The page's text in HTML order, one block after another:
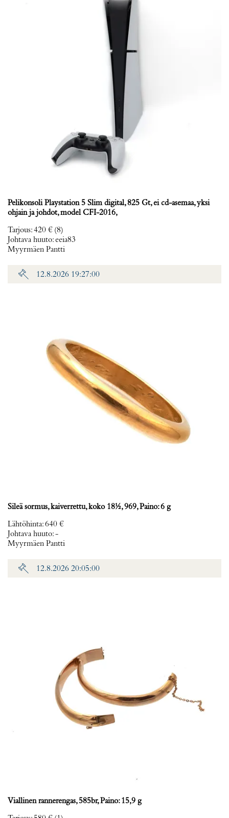
Pelikonsoli Playstation 5 Slim digital, 825 Gt, ei cd-asemaa, yksi
ohjain ja johdot, model CFI-2016,
Tarjous:420 € (8)
Johtava huuto:eeia83
Myyrmäen Pantti
12.8.2026 19:27:00
Sileä sormus, kaiverrettu, koko 18½, 969, Paino: 6 g
Lähtöhinta:640 €
Johtava huuto:-
Myyrmäen Pantti
12.8.2026 20:05:00
Viallinen rannerengas, 585br, Paino: 15,9 g